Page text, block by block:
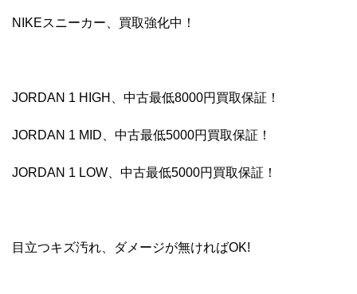
NIKEスニーカー、買取強化中！
JORDAN 1 HIGH、中古最低8000円買取保証！
JORDAN 1 MID、中古最低5000円買取保証！
JORDAN 1 LOW、中古最低5000円買取保証！
目立つキズ汚れ、ダメージが無ければOK!